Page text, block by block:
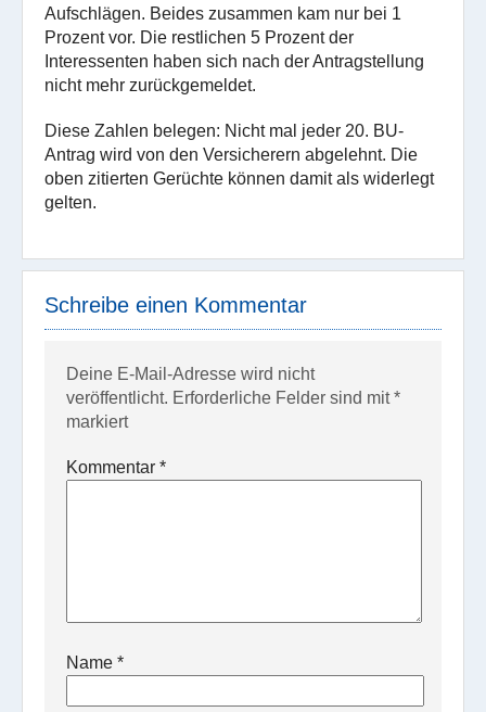
Aufschlägen. Beides zusammen kam nur bei 1
Prozent vor. Die restlichen 5 Prozent der
Interessenten haben sich nach der Antragstellung
nicht mehr zurückgemeldet.
Diese Zahlen belegen: Nicht mal jeder 20. BU-
Antrag wird von den Versicherern abgelehnt. Die
oben zitierten Gerüchte können damit als widerlegt
gelten.
Schreibe einen Kommentar
Deine E-Mail-Adresse wird nicht
veröffentlicht. Erforderliche Felder sind mit*
markiert
Kommentar *
Name *